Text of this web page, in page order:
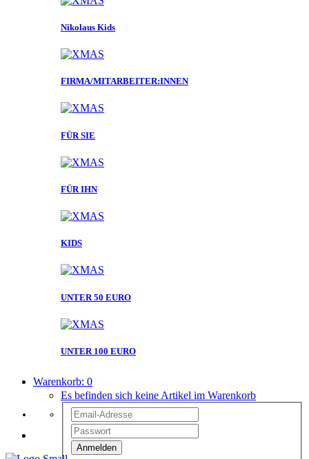
Nikolaus Kids
FIRMA/MITARBEITER:INNEN
FÜR SIE
FÜR IHN
KIDS
UNTER 50 EURO
UNTER 100 EURO
Warenkorb: 0
Es befinden sich keine Artikel im Warenkorb
Anmelden